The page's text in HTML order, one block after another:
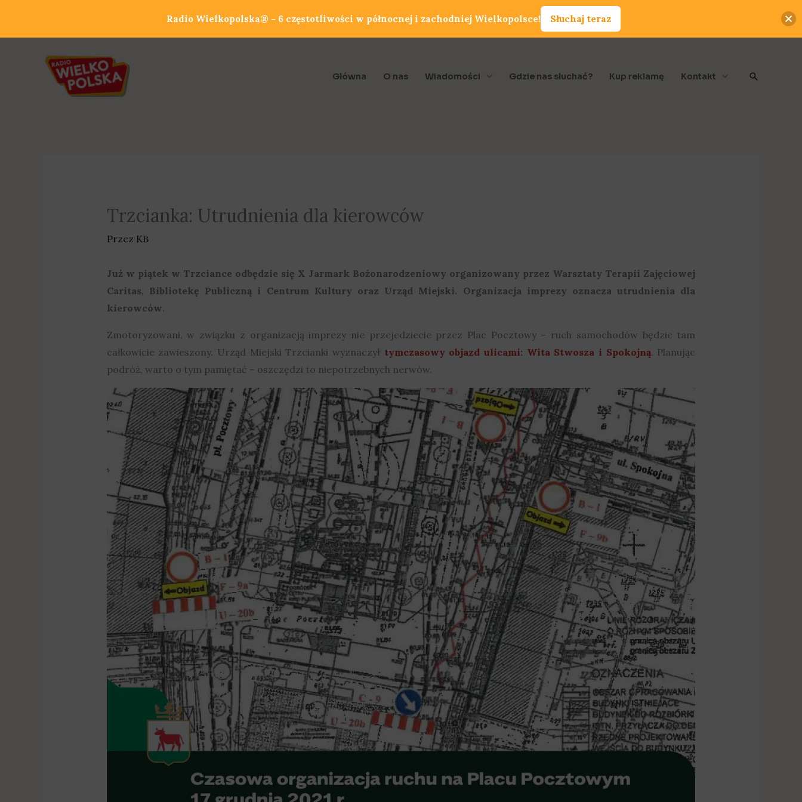
Główna O nas Wiadomości Gdzie nas słuchać? Kup reklamę Kontakt Szukaj
Trzcianka: Utrudnienia dla kierowców
Przez KB
Już w piątek w Trzciance odbędzie się X Jarmark Bożonarodzeniowy organizowany przez Warsztaty Terapii Zajęciowej
Caritas, Bibliotekę Publiczną i Centrum Kultury oraz Urząd Miejski. Organizacja imprezy oznacza utrudnienia dla
kierowców.
Zmotoryzowani, w związku z organizacją imprezy nie przejedziecie przez Plac Pocztowy – ruch samochodów będzie tam
całkowicie zawieszony. Urząd Miejski Trzcianki wyznaczył tymczasowy objazd ulicami: Wita Stwosza i Spokojną. Planując
podróż, warto o tym pamiętać – oszczędzi to niepotrzebnych nerwów.
Radio Wielkopolska® - 6 częstotliwości w północnej i zachodniej Wielkopolsce! Słuchaj teraz